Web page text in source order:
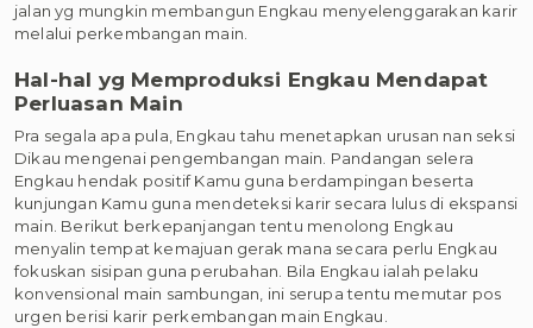
jalan yg mungkin membangun Engkau menyelenggarakan karir
melalui perkembangan main.
Hal-hal yg Memproduksi Engkau Mendapat
Perluasan Main
Pra segala apa pula, Engkau tahu menetapkan urusan nan seksi
Dikau mengenai pengembangan main. Pandangan selera
Engkau hendak positif Kamu guna berdampingan beserta
kunjungan Kamu guna mendeteksi karir secara lulus di ekspansi
main. Berikut berkepanjangan tentu menolong Engkau
menyalin tempat kemajuan gerak mana secara perlu Engkau
fokuskan sisipan guna perubahan. Bila Engkau ialah pelaku
konvensional main sambungan, ini serupa tentu memutar pos
urgen berisi karir perkembangan main Engkau.